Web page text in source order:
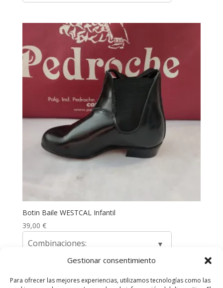
Gestionar consentimiento
Para ofrecer las mejores experiencias, utilizamos tecnologías como las
Botin Baile WESTCAL Infantil
39,00 €
Combinaciones: